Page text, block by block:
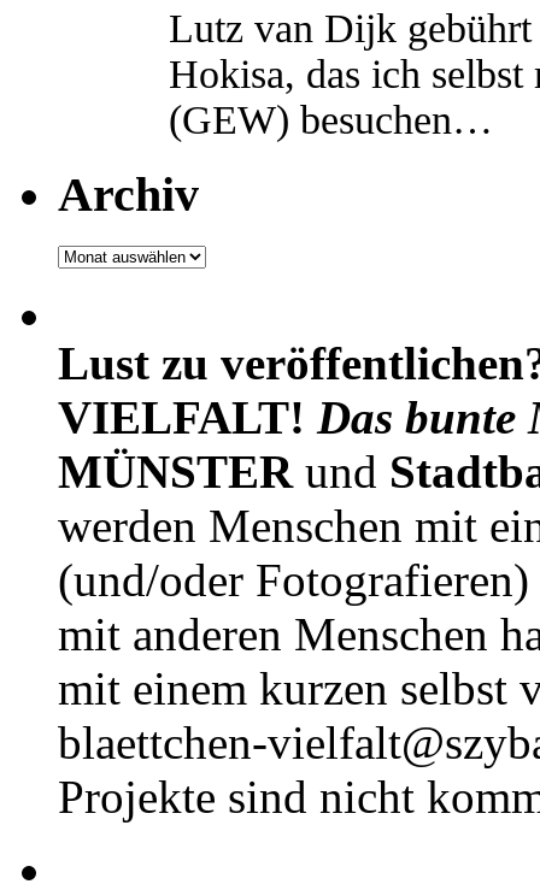
Lutz van Dijk
Hokisa, das ich
(GEW) besuchen…
Archiv
Archiv
Lust zu
VIELFALT! Das bunte
MÜNSTERund
werden Menschen mit
(und/oder
mit anderen Menschen
mit einem kurzen selbst
blaettchen-
Projekte sind nicht